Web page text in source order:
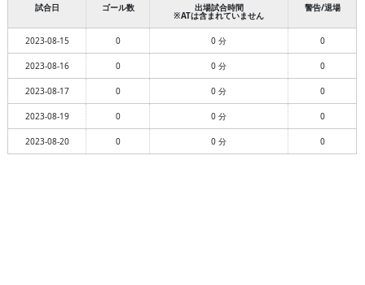
試合日 ゴール数 出場試合時間
※ATは含まれていません
警告/退場
2023-08-15 0 0 分 0
2023-08-16 0 0 分 0
2023-08-17 0 0 分 0
2023-08-19 0 0 分 0
2023-08-20 0 0 分 0